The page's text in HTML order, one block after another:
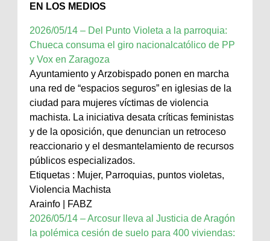
EN LOS MEDIOS
2026/05/14 – Del Punto Violeta a la parroquia:
Chueca consuma el giro nacionalcatólico de PP
y Vox en Zaragoza
Ayuntamiento y Arzobispado ponen en marcha
una red de “espacios seguros” en iglesias de la
ciudad para mujeres víctimas de violencia
machista. La iniciativa desata críticas feministas
y de la oposición, que denuncian un retroceso
reaccionario y el desmantelamiento de recursos
públicos especializados.
Etiquetas : Mujer, Parroquias, puntos violetas,
Violencia Machista
Arainfo | FABZ
2026/05/14 – Arcosur lleva al Justicia de Aragón
la polémica cesión de suelo para 400 viviendas: